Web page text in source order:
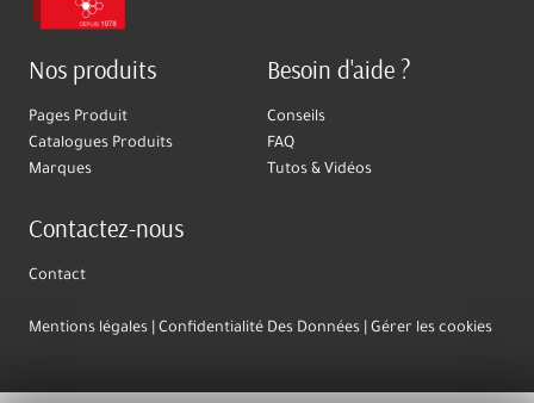
Nos produits
Pages Produit
Catalogues Produits
Marques
Besoin d'aide ?
Conseils
FAQ
Tutos & Vidéos
Contactez-nous
Contact
Mentions légales Confidentialité Des Données Gérer les cookies